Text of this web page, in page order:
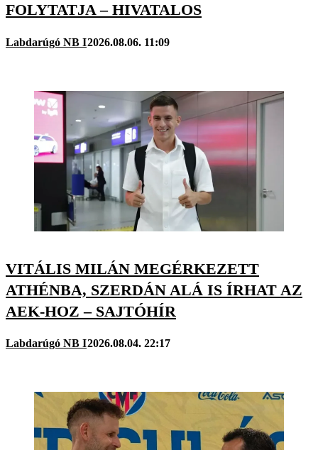
FOLYTATJA – HIVATALOS
Labdarúgó NB I2026.08.06. 11:09
VITÁLIS MILÁN MEGÉRKEZETT
ATHÉNBA, SZERDÁN ALÁ IS ÍRHAT AZ
AEK-HOZ – SAJTÓHÍR
Labdarúgó NB I2026.08.04. 22:17